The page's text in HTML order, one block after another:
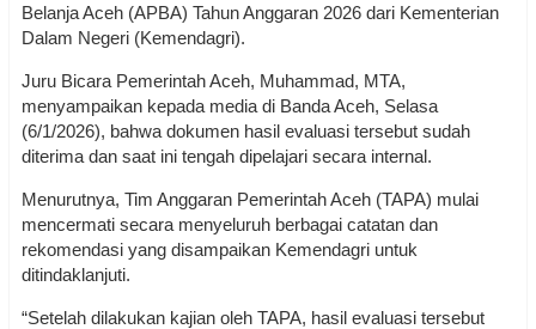
Belanja Aceh (APBA) Tahun Anggaran 2026 dari Kementerian
Dalam Negeri (Kemendagri).
Juru Bicara Pemerintah Aceh, Muhammad, MTA,
menyampaikan kepada media di Banda Aceh, Selasa
(6/1/2026), bahwa dokumen hasil evaluasi tersebut sudah
diterima dan saat ini tengah dipelajari secara internal.
Menurutnya, Tim Anggaran Pemerintah Aceh (TAPA) mulai
mencermati secara menyeluruh berbagai catatan dan
rekomendasi yang disampaikan Kemendagri untuk
ditindaklanjuti.
“Setelah dilakukan kajian oleh TAPA, hasil evaluasi tersebut